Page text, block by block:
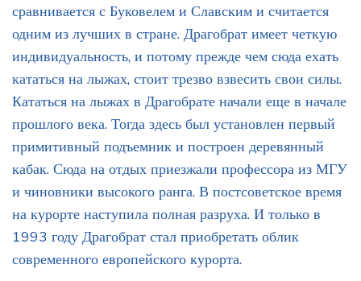
сравнивается с Буковелем и Славским и считается
одним из лучших в стране. Драгобрат имеет четкую
индивидуальность, и потому прежде чем сюда ехать
кататься на лыжах, стоит трезво взвесить свои силы.
Кататься на лыжах в Драгобрате начали еще в начале
прошлого века. Тогда здесь был установлен первый
примитивный подъемник и построен деревянный
кабак. Сюда на отдых приезжали профессора из МГУ
и чиновники высокого ранга. В постсоветское время
на курорте наступила полная разруха. И только в
1993 году Драгобрат стал приобретать облик
современного европейского курорта.